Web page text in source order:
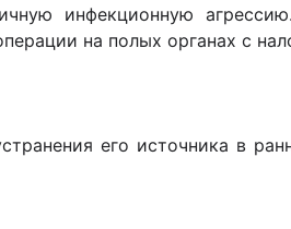
инфекционную
на полых органах с
его источника в